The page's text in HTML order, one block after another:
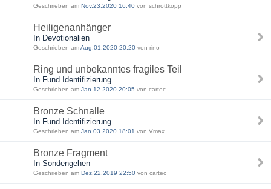
Geschrieben am Nov.23.2020 16:40 von schrottkopp
Heiligenanhänger
In Devotionalien
Geschrieben amAug.01.2020 20:20 von rino
Ring und unbekanntes fragiles Teil
In Fund Identifizierung
Geschrieben am Jan.12.2020 20:05 von cartec
Bronze Schnalle
In Fund Identifizierung
Geschrieben am Jan.03.2020 18:01 von Vmax
Bronze Fragment
In Sondengehen
Geschrieben am Dez.22.2019 22:50 von cartec